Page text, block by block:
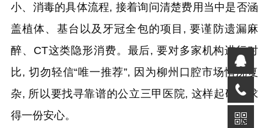
小、消毒的具体流程, 接着询问清楚费用当中是否涵
盖植体、基台以及牙冠全包的项目, 要谨防遗漏麻
醉、CT这类隐形消费。最后, 要对多家机构进行对
比, 切勿轻信“唯一推荐”, 因为柳州口腔市场情况复
杂, 所以要找寻靠谱的公立三甲医院, 这样起码能求
得一份安心。